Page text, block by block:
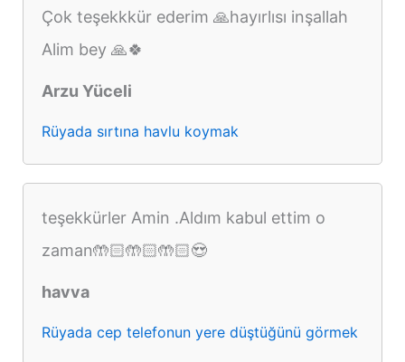
Çok teşekkkür ederim 🙏hayırlısı inşallah
Alim bey 🙏🍀
Arzu Yüceli
Rüyada sırtına havlu koymak
teşekkürler Amin .Aldım kabul ettim o
zaman🤲🏻🤲🏻🤲🏻😍
havva
Rüyada cep telefonun yere düştüğünü görmek